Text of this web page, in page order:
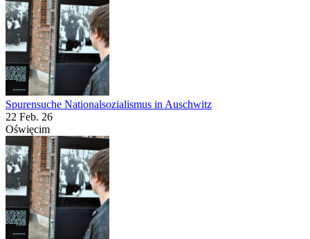
Spurensuche Nationalsozialismus in Auschwitz
22 Feb. 26
Oświęcim